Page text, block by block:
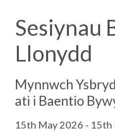
Sesiynau
Llonydd
Mynnwch
ati i Baentio
15th May 2026 - 15th